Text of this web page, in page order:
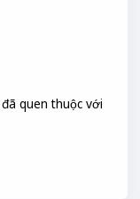
quen thuộc với